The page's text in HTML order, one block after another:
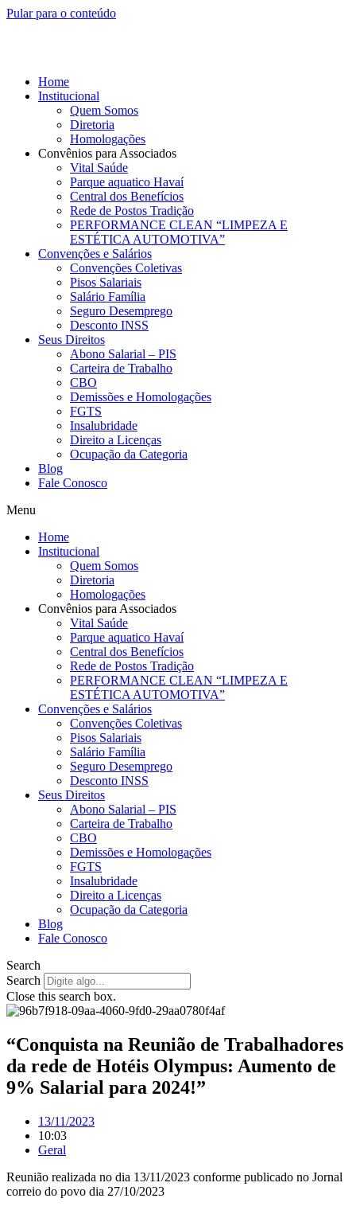
Pular para o conteúdo
Home
Institucional
Quem Somos
Diretoria
Homologações
Convênios para Associados
Vital Saúde
Parque aquatico Havaí
Central dos Benefícios
Rede de Postos Tradição
PERFORMANCE CLEAN “LIMPEZA E
ESTÉTICA AUTOMOTIVA”
Convenções e Salários
Convenções Coletivas
Pisos Salariais
Salário Família
Seguro Desemprego
Desconto INSS
Seus Direitos
Abono Salarial – PIS
Carteira de Trabalho
CBO
Demissões e Homologações
FGTS
Insalubridade
Direito a Licenças
Ocupação da Categoria
Blog
Fale Conosco
Menu
Home
Institucional
Quem Somos
Diretoria
Homologações
Convênios para Associados
Vital Saúde
Parque aquatico Havaí
Central dos Benefícios
Rede de Postos Tradição
PERFORMANCE CLEAN “LIMPEZA E
ESTÉTICA AUTOMOTIVA”
Convenções e Salários
Convenções Coletivas
Pisos Salariais
Salário Família
Seguro Desemprego
Desconto INSS
Seus Direitos
Abono Salarial – PIS
Carteira de Trabalho
CBO
Demissões e Homologações
FGTS
Insalubridade
Direito a Licenças
Ocupação da Categoria
Blog
Fale Conosco
Search
Search
Close this search box.
“Conquista na Reunião de Trabalhadores
da rede de Hotéis Olympus: Aumento de
9% Salarial para 2024!”
13/11/2023
10:03
Geral
Reunião realizada no dia 13/11/2023 conforme publicado no Jornal
correio do povo dia 27/10/2023